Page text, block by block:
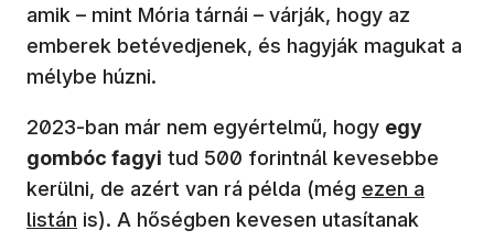
amik – mint Mória tárnái – várják, hogy az
emberek betévedjenek, és hagyják magukat a
mélybe húzni.
2023-ban már nem egyértelmű, hogy egy
gombóc fagyi tud 500 forintnál kevesebbe
kerülni, de azért van rá példa (még ezen a
listán is). A hőségben kevesen utasítanak